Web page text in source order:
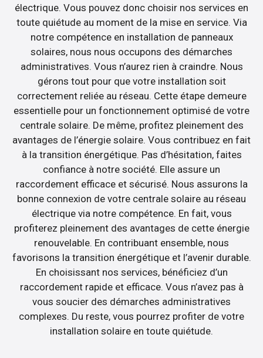
électrique. Vous pouvez donc choisir nos services en
toute quiétude au moment de la mise en service. Via
notre compétence en installation de panneaux
solaires, nous nous occupons des démarches
administratives. Vous n’aurez rien à craindre. Nous
gérons tout pour que votre installation soit
correctement reliée au réseau. Cette étape demeure
essentielle pour un fonctionnement optimisé de votre
centrale solaire. De même, profitez pleinement des
avantages de l’énergie solaire. Vous contribuez en fait
à la transition énergétique. Pas d’hésitation, faites
confiance à notre société. Elle assure un
raccordement efficace et sécurisé. Nous assurons la
bonne connexion de votre centrale solaire au réseau
électrique via notre compétence. En fait, vous
profiterez pleinement des avantages de cette énergie
renouvelable. En contribuant ensemble, nous
favorisons la transition énergétique et l’avenir durable.
En choisissant nos services, bénéficiez d’un
raccordement rapide et efficace. Vous n’avez pas à
vous soucier des démarches administratives
complexes. Du reste, vous pourrez profiter de votre
installation solaire en toute quiétude.